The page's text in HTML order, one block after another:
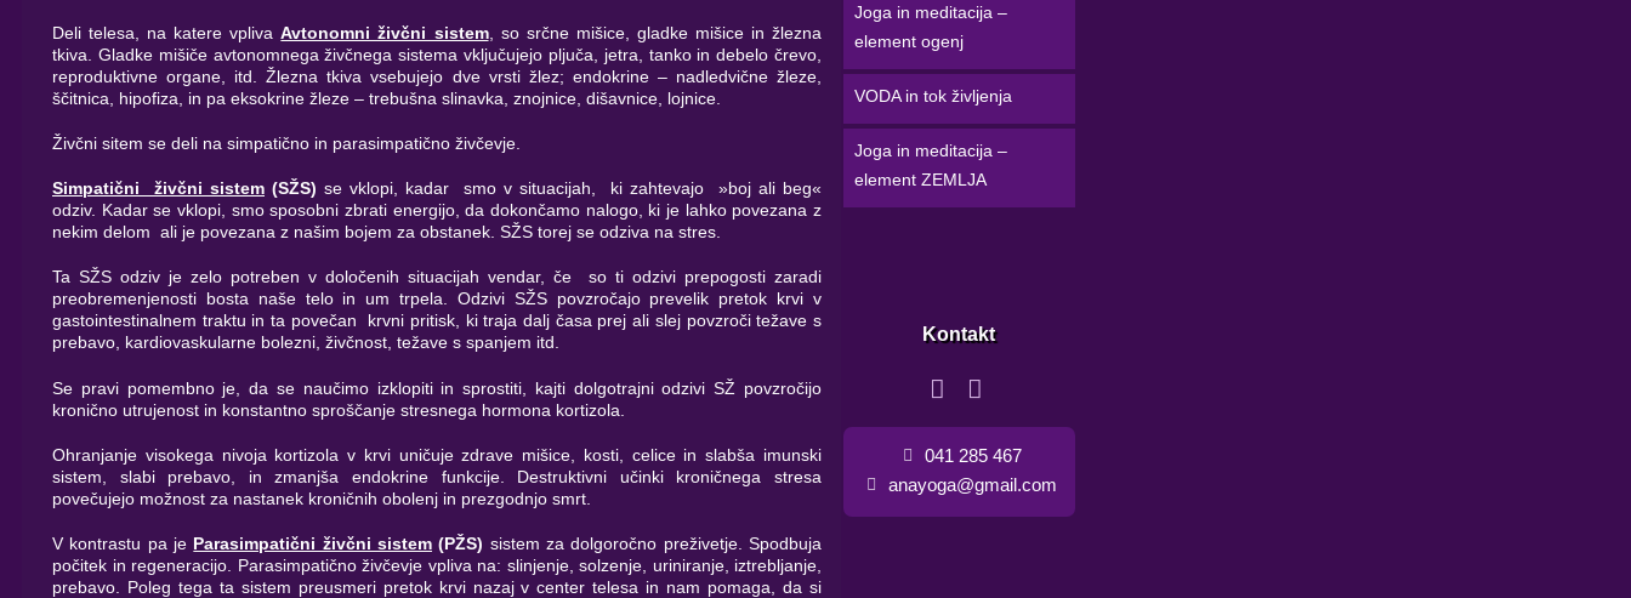
Deli telesa, na katere vplivaAvtonomni živčni sistem, so srčne mišice, gladke mišice in žlezna
tkiva. Gladke mišiče avtonomnega živčnega sistema vključujejo pljuča, jetra, tanko in debelo črevo,
reproduktivne organe, itd. Žlezna tkiva vsebujejo dve vrsti žlez; endokrine – nadledvične žleze,
ščitnica, hipofiza, in pa eksokrine žleze – trebušna slinavka, znojnice, dišavnice, lojnice.
Živčni sitem se deli na simpatično in parasimpatično živčevje.
Simpatični živčni sistem (SŽS) se vklopi, kadar smo v situacijah, ki zahtevajo »boj ali beg«
odziv. Kadar se vklopi, smo sposobni zbrati energijo, da dokončamo nalogo, ki je lahko povezana z
nekim delom ali je povezana z našim bojem za obstanek. SŽS torej se odziva na stres.
Ta SŽS odziv je zelo potreben v določenih situacijah vendar, če so ti odzivi prepogosti zaradi
preobremenjenosti bosta naše telo in um trpela. Odzivi SŽS povzročajo prevelik pretok krvi v
gastointestinalnem traktu in ta povečan krvni pritisk, ki traja dalj časa prej ali slej povzroči težave s
prebavo, kardiovaskularne bolezni, živčnost, težave s spanjem itd.
Se pravi pomembno je, da se naučimo izklopiti in sprostiti, kajti dolgotrajni odzivi SŽ povzročijo
kronično utrujenost in konstantno sproščanje stresnega hormona kortizola.
Ohranjanje visokega nivoja kortizola v krvi uničuje zdrave mišice, kosti, celice in slabša imunski
sistem, slabi prebavo, in zmanjša endokrine funkcije. Destruktivni učinki kroničnega stresa
povečujejo možnost za nastanek kroničnih obolenj in prezgodnjo smrt.
V kontrastu pa je Parasimpatični živčni sistem (PŽS) sistem za dolgoročno preživetje. Spodbuja
počitek in regeneracijo. Parasimpatično živčevje vpliva na: slinjenje, solzenje, uriniranje, iztrebljanje,
prebavo. Poleg tega ta sistem preusmeri pretok krvi nazaj v center telesa in nam pomaga, da si
Joga in meditacija –
element ogenj
VODA in tok življenja
Joga in meditacija –
element ZEMLJA
Kontakt
041 285 467
anayoga@gmail.com